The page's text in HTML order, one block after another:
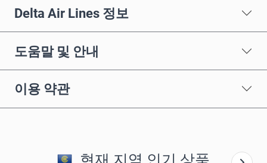
Delta Air Lines 정보
도움말 및 안내
이용 약관